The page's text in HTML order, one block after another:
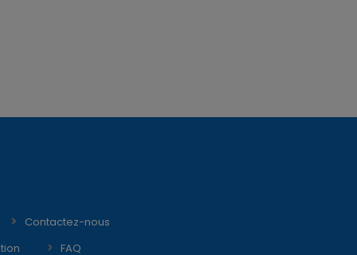
Contactez-nous
FAQ